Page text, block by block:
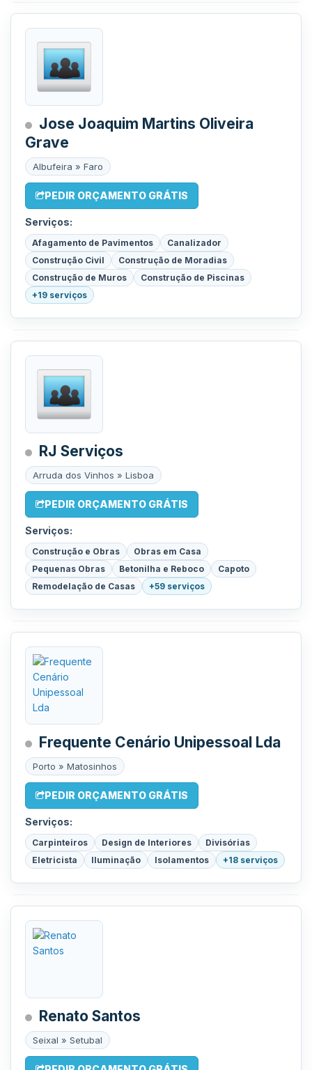
Jose Joaquim Martins Oliveira
Grave
Albufeira » Faro
PEDIR ORÇAMENTO GRÁTIS
Serviços:
Afagamento de Pavimentos
Canalizador
Construção Civil
Construção de Moradias
Construção de Muros
Construção de Piscinas
+19 serviços
RJ Serviços
Arruda dos Vinhos » Lisboa
PEDIR ORÇAMENTO GRÁTIS
Serviços:
Construção e Obras
Obras em Casa
Pequenas Obras
Betonilha e Reboco
Capoto
Remodelação de Casas
+59 serviços
Frequente Cenário Unipessoal Lda
Porto » Matosinhos
PEDIR ORÇAMENTO GRÁTIS
Serviços:
Carpinteiros Design de Interiores
Divisórias
Eletricista
Iluminação Isolamentos +18 serviços
Renato Santos
Seixal » Setubal